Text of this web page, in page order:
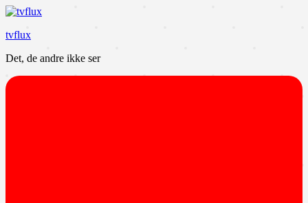
Videre
indhold
tvflux
Det, de andre ikke ser